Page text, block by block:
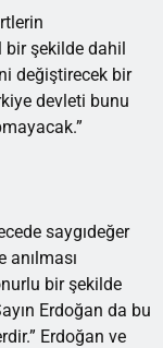
bir şekilde dahil
değiştirecek bir
devleti bunu
saygıdeğer
anılması
bir şekilde
Erdoğan da bu
Erdoğan ve